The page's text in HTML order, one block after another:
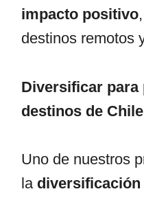
impacto positivo
destinos remotos
Diversificar para
destinos de Chile
Uno de nuestros
la diversificación